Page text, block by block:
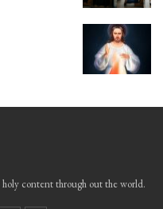
holy content through out the world.